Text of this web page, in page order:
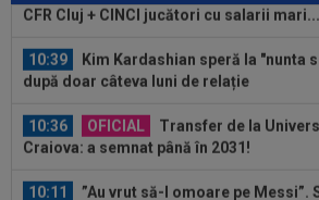
Kim Kardashian speră la "nunta
după doar câteva luni de relație
10:36
Transfer de la
Craiova: a semnat până în 2031!
”Au vrut să-l omoare pe Messi”.
argentinian, vizat de un atentat cu...